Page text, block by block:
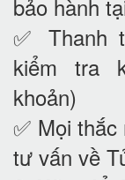
bảo hành
✅ Thanh
kiểm tra
khoản)
✅ Mọi
tư vấn về